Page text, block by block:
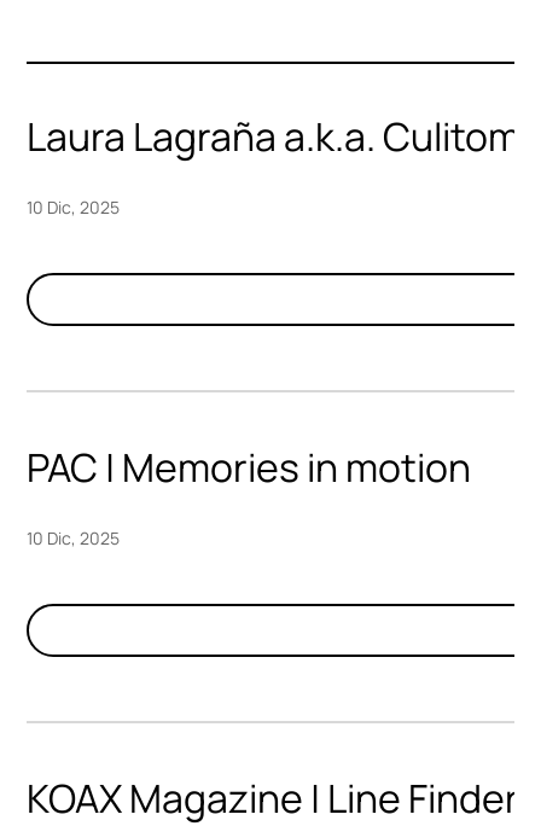
Laura Lagraña a.k.a.
10 Dic, 2025
PAC | Memories in motion
10 Dic, 2025
KOAX Magazine | Line